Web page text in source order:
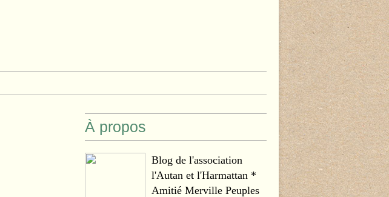
À propos
Blog de l'association
l'Autan et l'Harmattan *
Amitié Merville Peuples